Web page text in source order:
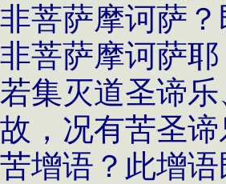
菩萨摩诃萨
菩萨摩诃萨
集灭道圣谛
，况有苦圣
增语？此增